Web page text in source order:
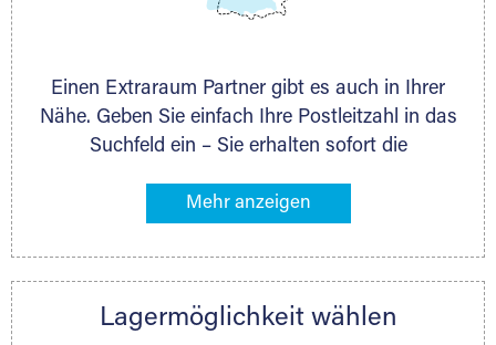
Einen Extraraum Partner gibt es auch in Ihrer
Nähe. Geben Sie einfach Ihre Postleitzahl in das
Suchfeld ein – Sie erhalten sofort die
Lagermöglichkeiten in Ihrer Nähe. An zahlreichen
direkt online mieten. Gibt es Extraraum noch
nächstgelegenen Partner und besprechen alles
Lagermöglichkeit wählen